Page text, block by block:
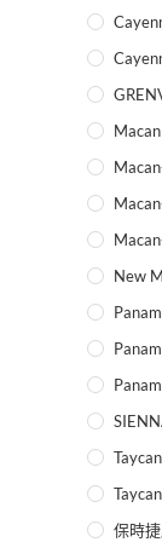
Macan
New
Taycan
保時